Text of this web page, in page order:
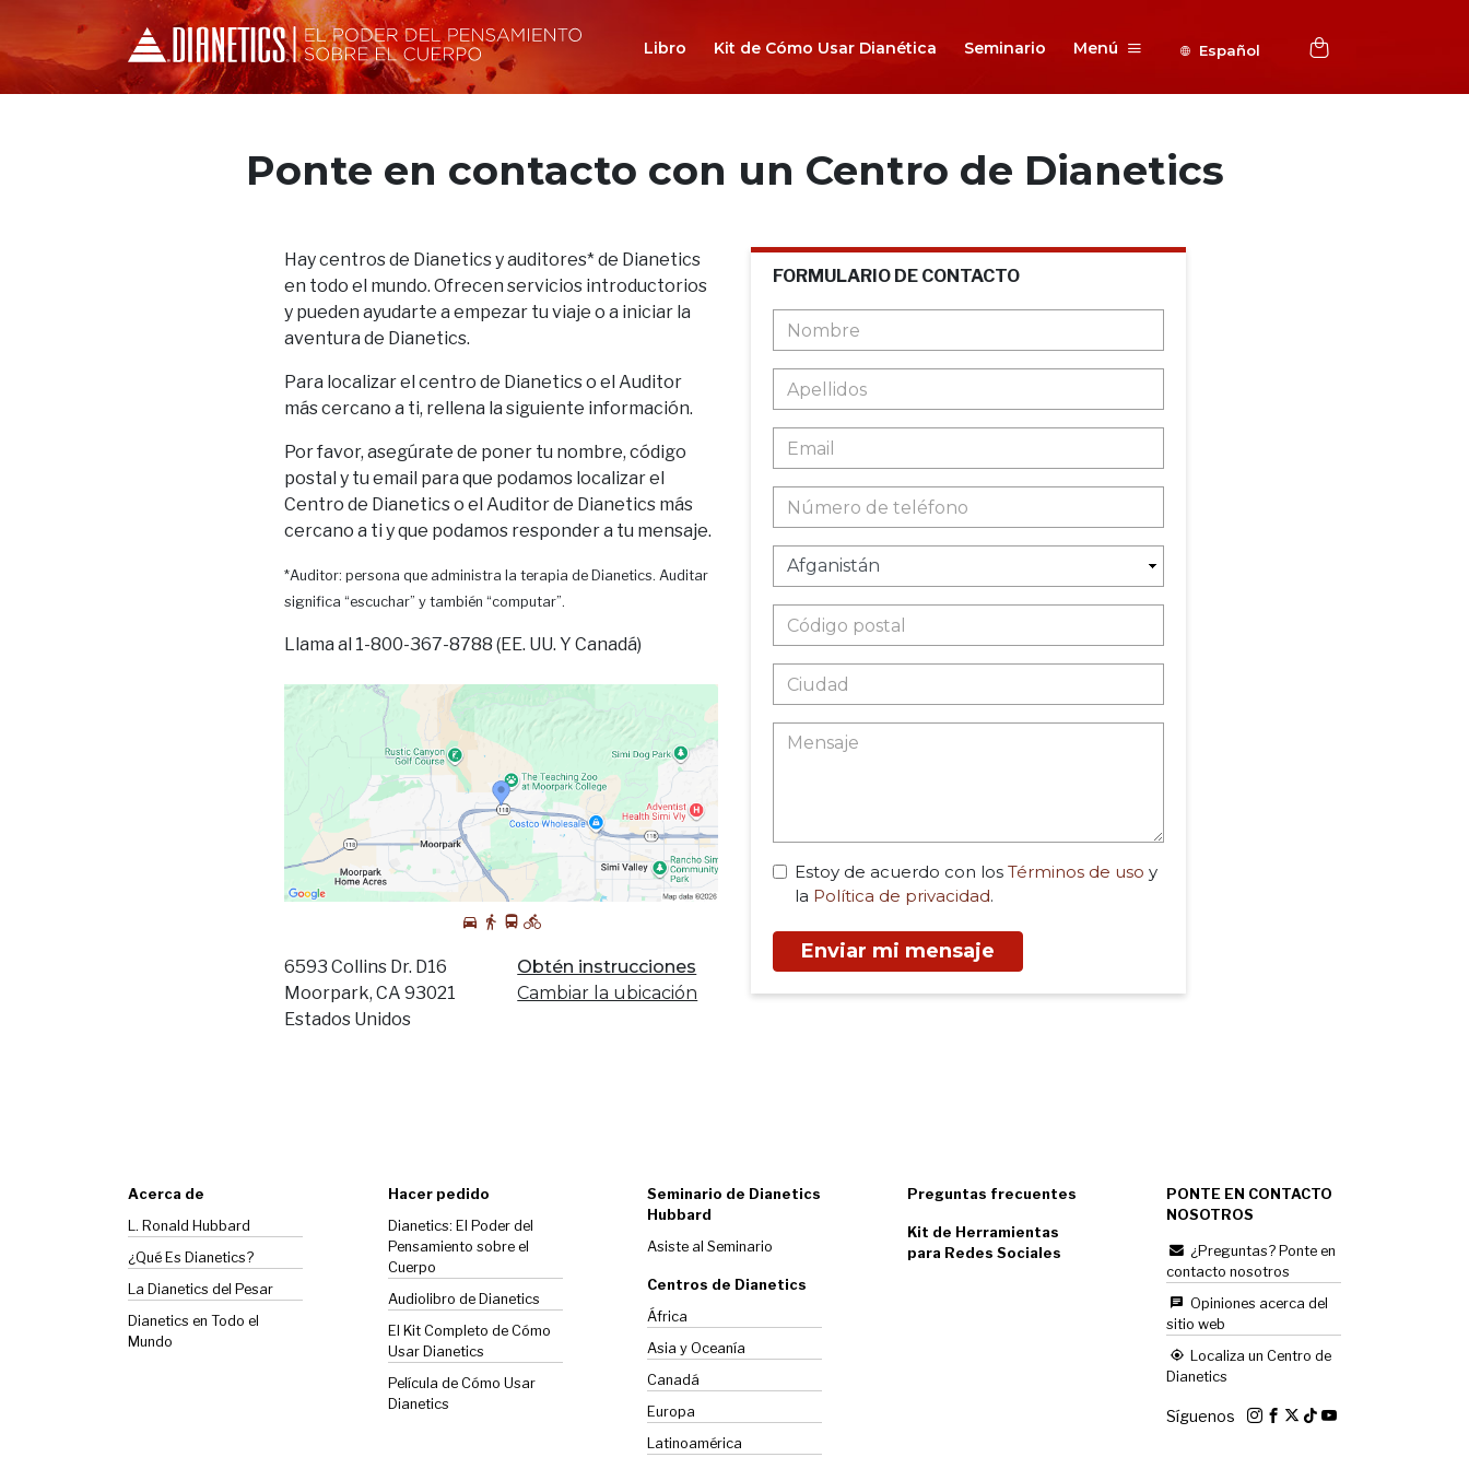
Libro Kit de Cómo Usar Dianética Seminario Menú Español
Ponte en contacto con un Centro de Dianetics
Hay centros de Dianetics y auditores* de Dianetics
en todo el mundo. Ofrecen servicios introductorios
y pueden ayudarte a empezar tu viaje o a iniciar la
aventura de Dianetics.
Para localizar el centro de Dianetics o el Auditor
más cercano a ti, rellena la siguiente información.
Por favor, asegúrate de poner tu nombre, código
postal y tu email para que podamos localizar el
Centro de Dianetics o el Auditor de Dianetics más
cercano a ti y que podamos responder a tu mensaje.
*Auditor: persona que administra la terapia de Dianetics. Auditar
significa “escuchar” y también “computar”.
Llama al 1-800-367-8788 (EE. UU. Y Canadá)
6593 Collins Dr. D16
Moorpark, CA 93021
Estados Unidos
Obtén instrucciones
Cambiar la ubicación
FORMULARIO DE CONTACTO
Estoy de acuerdo con los Términos de uso y
la Política de privacidad.
Enviar mi mensaje
Acerca de
L. Ronald Hubbard
¿Qué Es Dianetics?
La Dianetics del Pesar
Dianetics en Todo el
Mundo
Hacer pedido
Dianetics: El Poder del
Pensamiento sobre el
Cuerpo
Audiolibro de Dianetics
El Kit Completo de Cómo
Usar Dianetics
Película de Cómo Usar
Dianetics
Seminario de Dianetics
Hubbard
Asiste al Seminario
Centros de Dianetics
África
Asia y Oceanía
Canadá
Europa
Latinoamérica
Preguntas frecuentes
Kit de Herramientas
para Redes Sociales
PONTE EN CONTACTO
NOSOTROS
¿Preguntas? Ponte en
contacto nosotros
Opiniones acerca del
sitio web
Localiza un Centro de
Dianetics
Síguenos